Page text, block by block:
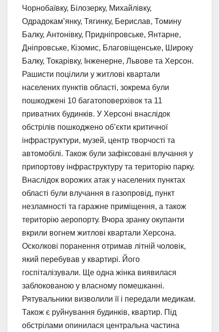
Чорнобаївку, Білозерку, Михайлівку,
Одрадокам’янку, Тягинку, Берислав, Томину
Балку, Антонівку, Придніпровське, Янтарне,
Дніпровське, Кізомис, Благовіщенське, Широку
Балку, Токарівку, Інженерне, Львове та Херсон.
Рашисти поцілили у житлові квартали
населених пунктів області, зокрема були
пошкоджені 10 багатоповерхівок та 11
приватних будинків. У Херсоні внаслідок
обстрілів пошкоджено об’єкти критичної
інфраструктури, музей, центр творчості та
автомобілі. Також були зафіксовані влучання у
припортову інфраструктуру та територію парку.
Внаслідок ворожих атак у населених пунктах
області були влучання в газопровід, пункт
незламності та гаражне приміщення, а також
територію аеропорту. Вчора зранку окупанти
вкрили вогнем житлові квартали Херсона.
Осколкові поранення отримав літній чоловік,
який перебував у квартирі. Його
госпіталізували. Ще одна жінка виявилася
заблокованою у власному помешканні.
Рятувальники визволили її і передали медикам.
Також є руйнування будинків, квартир. Під
обстрілами опинилася центральна частина